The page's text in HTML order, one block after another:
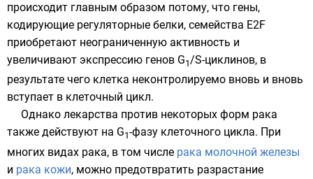
происходит главным образом потому, что гены,
кодирующие регуляторные белки, семейства E2F
приобретают неограниченную активность и
увеличивают экспрессию генов G1/S-циклинов, в
результате чего клетка неконтролируемо вновь и вновь
вступает в клеточный цикл.
Однако лекарства против некоторых форм рака
также действуют на G1-фазу клеточного цикла. При
многих видах рака, в том числе рака молочной железы
и рака кожи, можно предотвратить разрастание